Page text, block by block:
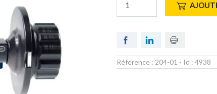
Référence : 204-01 - Id : 4938